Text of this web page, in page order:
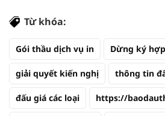
Từ khóa:
Gói thầu dịch vụ in Dừng ký
giải quyết kiến nghị thông tin
đấu giá các loại https://